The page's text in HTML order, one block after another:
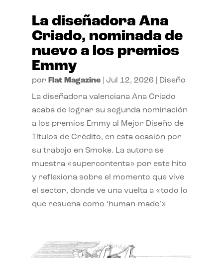
La diseñadora Ana
Criado, nominada de
nuevo a los premios
Emmy
por Flat Magazine| Jul 12, 2026 Diseño
La diseñadora valenciana Ana Criado
acaba de lograr su segunda nominación
a los premios Emmy al Mejor Diseño de
Títulos de Crédito, en esta ocasión por
su trabajo en Smoke. La autora se
muestra «supercontenta» por este hito
y reflexiona sobre el momento que vive
el sector, donde ve una vuelta a «todo lo
que resuena como ‘human-made’»